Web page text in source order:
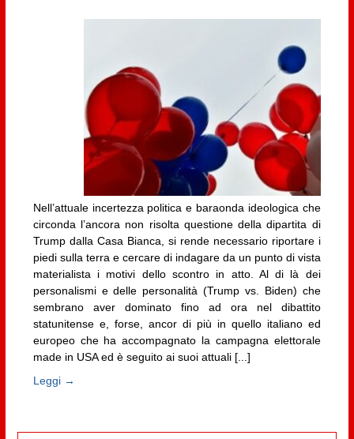
Nell’attuale incertezza politica e baraonda ideologica che
circonda l’ancora non risolta questione della dipartita di
Trump dalla Casa Bianca, si rende necessario riportare i
piedi sulla terra e cercare di indagare da un punto di vista
materialista i motivi dello scontro in atto. Al di là dei
personalismi e delle personalità (Trump vs. Biden) che
sembrano aver dominato fino ad ora nel dibattito
statunitense e, forse, ancor di più in quello italiano ed
europeo che ha accompagnato la campagna elettorale
made in USA ed è seguito ai suoi attuali [...]
Leggi →